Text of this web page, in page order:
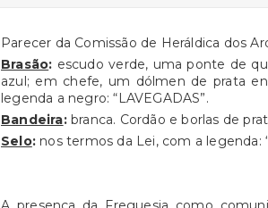
Parecer da Comissão de Heráldica dos
Brasão: escudo verde, uma ponte de
azul; em chefe, um dólmen de prata
legenda a negro: “LAVEGADAS”.
Bandeira:branca. Cordão e borlas de
Selo: nos termos da Lei, com a legenda: